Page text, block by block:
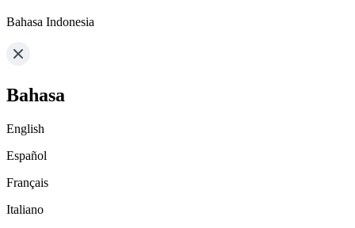
Bahasa Indonesia
Bahasa
English
Español
Français
Italiano